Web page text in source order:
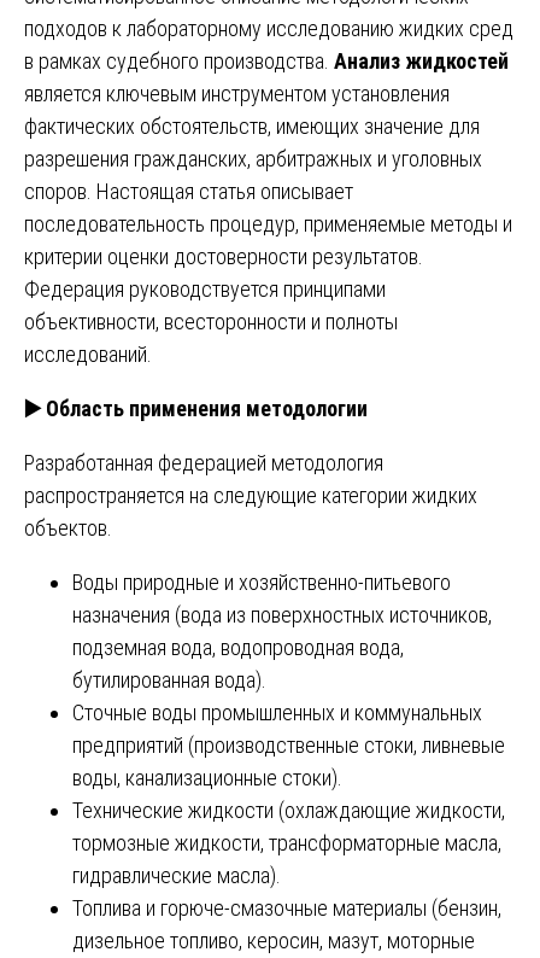
подходов к лабораторному исследованию жидких сред
в рамках судебного производства. Анализ жидкостей
является ключевым инструментом установления
фактических обстоятельств, имеющих значение для
разрешения гражданских, арбитражных и уголовных
споров. Настоящая статья описывает
последовательность процедур, применяемые методы и
критерии оценки достоверности результатов.
Федерация руководствуется принципами
объективности, всесторонности и полноты
исследований.
▶️Область применения методологии
Разработанная федерацией методология
распространяется на следующие категории жидких
объектов.
Воды природные и хозяйственно-питьевого
назначения (вода из поверхностных источников,
подземная вода, водопроводная вода,
бутилированная вода).
Сточные воды промышленных и коммунальных
предприятий (производственные стоки, ливневые
воды, канализационные стоки).
Технические жидкости (охлаждающие жидкости,
тормозные жидкости, трансформаторные масла,
гидравлические масла).
Топлива и горюче-смазочные материалы (бензин,
дизельное топливо, керосин, мазут, моторные